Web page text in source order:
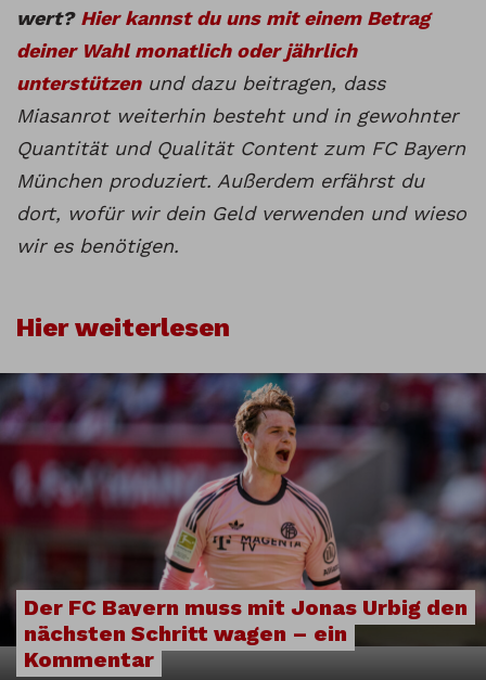
wert? Hier kannst du uns mit einem Betrag
deiner Wahl monatlich oder jährlich
unterstützenund dazu beitragen, dass
Miasanrot weiterhin besteht und in gewohnter
Quantität und Qualität Content zum FC Bayern
München produziert. Außerdem erfährst du
dort, wofür wir dein Geld verwenden und wieso
wir es benötigen.
Hier weiterlesen
Der FC Bayern muss mit Jonas Urbig den
nächsten Schritt wagen – ein
Kommentar